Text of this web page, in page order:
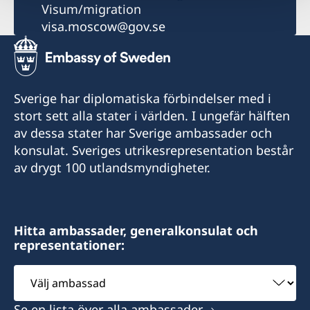
Visum/migration
visa.moscow@gov.se
Sverige har diplomatiska förbindelser med i
stort sett alla stater i världen. I ungefär hälften
av dessa stater har Sverige ambassader och
konsulat. Sveriges utrikesrepresentation består
av drygt 100 utlandsmyndigheter.
Hitta ambassader, generalkonsulat och
representationer:
Välj
ambassad